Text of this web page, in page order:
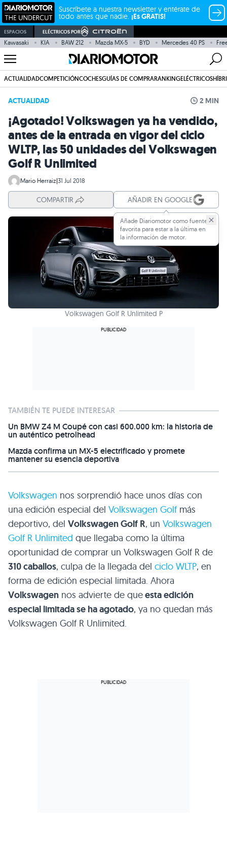
Suscríbete a nuestra newsletter y entérate de
todo antes que nadie. ¡Es GRATIS!
ESPACIOS ELÉCTRICOS POR
Kawasaki KIA BAW 212 Mazda MX-5 BYD Mercedes 40 PS
ACTUALIDADCOMPETICIÓNCOCHESGUÍAS DE COMPRARANKINGELÉCTRICOS
ACTUALIDAD 2 MIN
¡Agotado! Volkswagen ya ha vendido,
antes de la entrada en vigor del ciclo
WLTP, las 50 unidades del Volkswagen
Golf R Unlimited
Mario Herraiz|31 Jul 2018
COMPARTIR AÑADIR EN GOOGLE
Añade Diariomotor como fuente
favorita para estar a la última en
la información de motor.
Volkswagen Golf R Unlimited P
TAMBIÉN TE PUEDE INTERESAR
Un BMW Z4 M Coupé con casi 600.000 km: la historia de
un auténtico petrolhead
Mazda confirma un MX-5 electrificado y promete
mantener su esencia deportiva
Volkswagen nos sorprendió hace unos días con
una edición especial del Volkswagen Golf más
deportivo, del Volkswagen Golf R, un Volkswagen
Golf R Unlimited que llegaba como la última
oportunidad de comprar un Volkswagen Golf R de
310 caballos, culpa de la llegada del ciclo WLTP, en
forma de edición especial limitada. Ahora
Volkswagen nos advierte de queesta edición
especial limitada se ha agotado, ya no quedan más
Volkswagen Golf R Unlimited.